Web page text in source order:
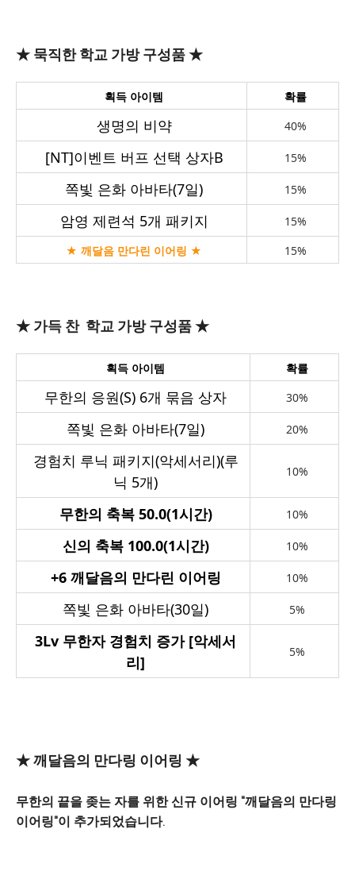
★ 묵직한 학교 가방 구성품 ★
획득 아이템 확률
생명의 비약 40%
[NT]이벤트 버프 선택 상자B 15%
쪽빛 은화 아바타(7일) 15%
암영 제련석 5개 패키지
15%
★ 깨달음 만다린 이어링 ★
15%
★ 가득 찬 학교 가방 구성품 ★
획득 아이템 확률
무한의 응원(S) 6개 묶음 상자 30%
쪽빛 은화 아바타(7일) 20%
경험치 루닉 패키지(악세서리)(루
닉 5개)
10%
무한의 축복 50.0(1시간) 10%
신의 축복 100.0(1시간) 10%
+6 깨달음의 만다린 이어링 10%
쪽빛 은화 아바타(30일) 5%
3Lv 무한자 경험치 증가 [악세서
리]
5%
★ 깨달음의 만다링 이어링 ★
무한의 끝을 좆는 자를 위한 신규 이어링 "깨달음의 만다링
이어링"이 추가되었습니다.